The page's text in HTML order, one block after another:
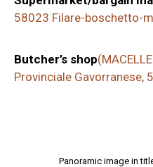
58023 Filare-boschetto-
Butcher’s shop
Provinciale Gavorranese,
Panoramic image in